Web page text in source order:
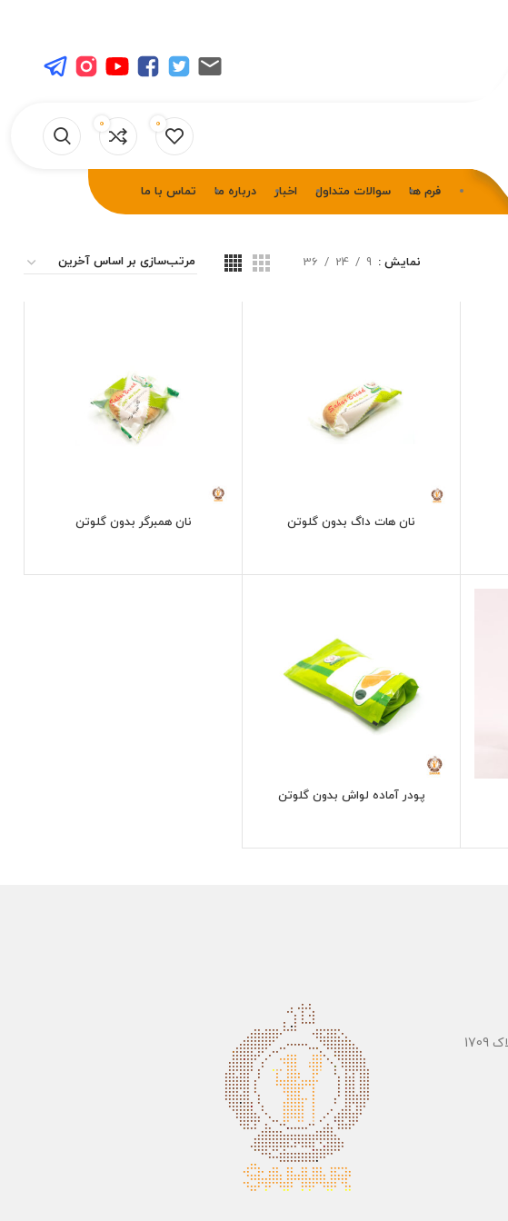
0
0
فرم ها سوالات متداول اخبار درباره ما تماس با ما
نمایش 9
24
36
نان هات داگ بدون گلوتن نان همبرگر بدون گلوتن
پودر آماده لواش بدون گلوتن
نشانی: خیابان شریعتی بالاتر از پل صدر پلاک 1709